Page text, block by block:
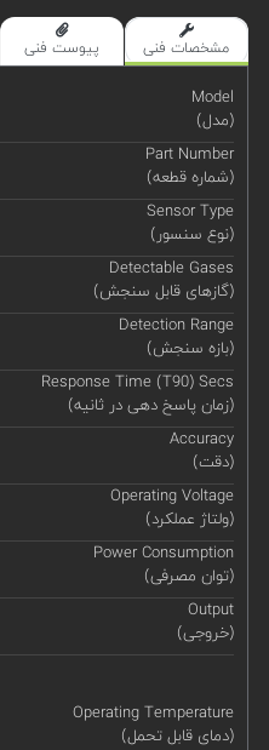
مشخصات فنی پیوست فنی
Model
(مدل)
Part Number
(شماره قطعه)
Sensor Type
(نوع سنسور)
Detectable Gases
(گازهای قابل سنجش)
Detection Range
(بازه سنجش)
Response Time (T90) Secs
(زمان پاسخ دهی در ثانیه)
Accuracy
(دقت)
Operating Voltage
(ولتاژ عملکرد)
Power Consumption
(توان مصرفی)
Output
(خروجی)
Operating Temperature
(دمای قابل تحمل)